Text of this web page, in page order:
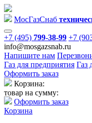
МосГазСнаб
+7 (495) 799-38-99 +7
info@mosgazsnab.ru
Напишите нам
Газ для предприятия Газ
Оформить заказ
Корзина:
товар на сумму:
Оформить заказ
Корзина